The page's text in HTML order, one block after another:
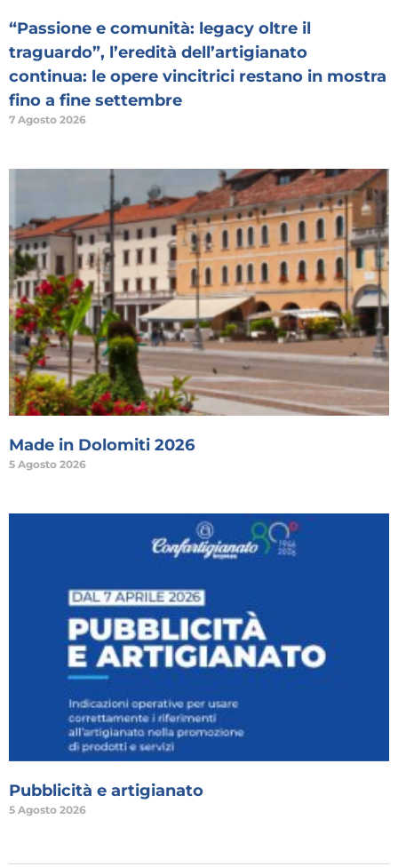
“Passione e comunità: legacy oltre il
traguardo”, l’eredità dell’artigianato
continua: le opere vincitrici restano in mostra
fino a fine settembre
7 Agosto 2026
Made in Dolomiti 2026
5 Agosto 2026
Pubblicità e artigianato
5 Agosto 2026